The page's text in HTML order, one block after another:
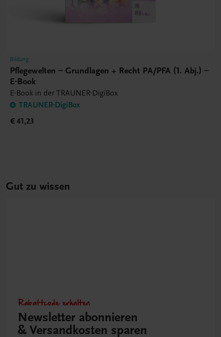
Bildung
Pflegewelten – Grundlagen + Recht PA/PFA (1. Abj.) –
E-Book
E-Book in der TRAUNER-DigiBox
TRAUNER-DigiBox
€ 41,23
Gut zu wissen
Rabattcode erhalten
Newsletter abonnieren
& Versandkosten sparen